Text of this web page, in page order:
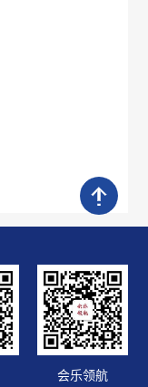
会乐领航